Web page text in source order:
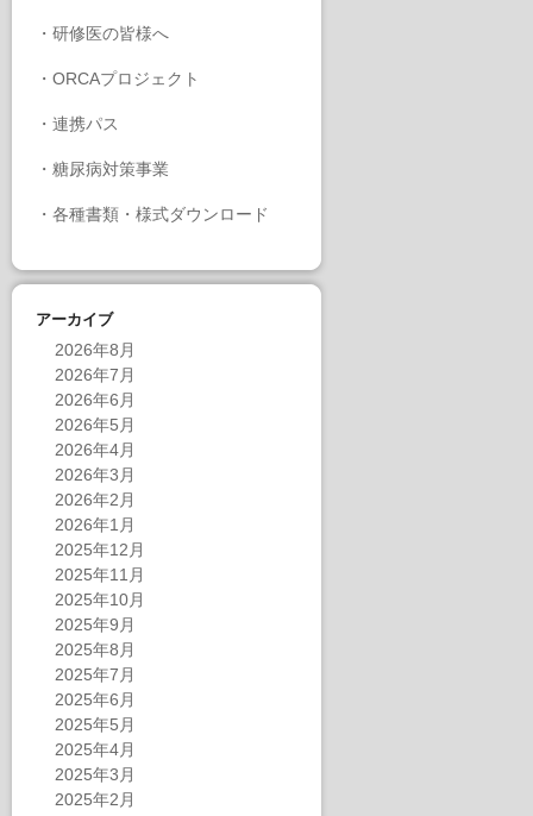
・ 研修医の皆様へ
・ ORCAプロジェクト
・ 連携パス
・ 糖尿病対策事業
・ 各種書類・様式ダウンロード
アーカイブ
2026年8月
2026年7月
2026年6月
2026年5月
2026年4月
2026年3月
2026年2月
2026年1月
2025年12月
2025年11月
2025年10月
2025年9月
2025年8月
2025年7月
2025年6月
2025年5月
2025年4月
2025年3月
2025年2月